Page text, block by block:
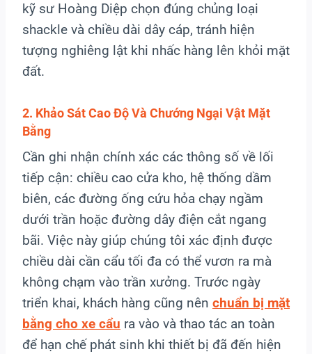
kỹ sư Hoàng Diệp chọn đúng chủng loại
shackle và chiều dài dây cáp, tránh hiện
tượng nghiêng lật khi nhấc hàng lên khỏi mặt
đất.
2. Khảo Sát Cao Độ Và Chướng Ngại Vật Mặt
Bằng
Cần ghi nhận chính xác các thông số về lối
tiếp cận: chiều cao cửa kho, hệ thống dầm
biên, các đường ống cứu hỏa chạy ngầm
dưới trần hoặc đường dây điện cắt ngang
bãi. Việc này giúp chúng tôi xác định được
chiều dài cần cẩu tối đa có thể vươn ra mà
không chạm vào trần xưởng. Trước ngày
triển khai, khách hàng cũng nên chuẩn bị mặt
bằng cho xe cẩu ra vào và thao tác an toàn
để hạn chế phát sinh khi thiết bị đã đến hiện